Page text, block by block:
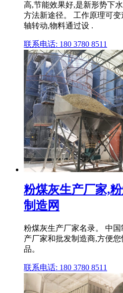
高,节能效果好,是新形势下
方法新途径。 工作原理可
轴转动,物料通过设 .
联系电话: 180 3780 8511
粉煤灰生产厂家,
制造网
粉煤灰生产厂家名录。 中
产厂家和批发制造商,方便
品。
联系电话: 180 3780 8511